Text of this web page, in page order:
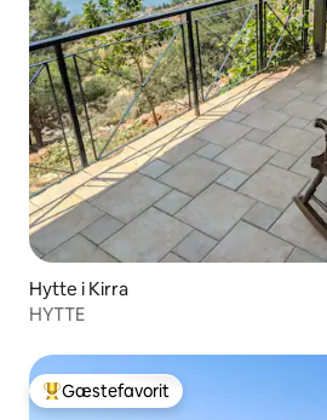
Hytte i Kirra
HYTTE
Bedste gæstefavorit
Gæstefavorit